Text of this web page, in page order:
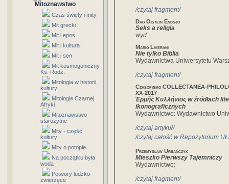
Mitoznawstwo
Czas święty i mity
Mit grecki
Mit i epos
Mit i kultura
Mit i sen
Mit kosmogoniczny
Ks. Rodz.
Mitologia w historii
kultury
Mitologie Czarnej
Afryki
Mitoznawstwo
starożytne
Mity - część
kultury
Mity o potopie
Na początku była
woda
Potwory ludzko-
zwierzęce
/czytaj fragment/
Dag Oistein Endsjo
Seks a religia
wyd:
Mario Liverani
Nie tylko Biblia
Wydawnictwa Uniwersytetu
/czytaj fragment/
Czasopismo COLLECTANEA-
XX-2017
Ἑρμῆς Κυλλήνιος w źródłach
ikonograficznych
Wydawnictwo: Wydawnictwo
/czytaj artykuł/
/czytaj całość w Repozytorium
Przemysław Urbańczyk
Mieszko Pierwszy Tajemniczy
Wydawnictwo:
/czytaj fragment/